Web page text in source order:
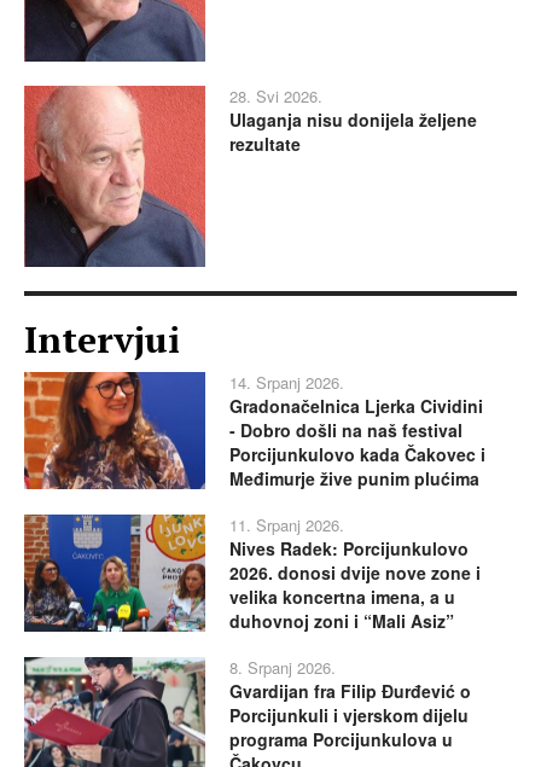
28. Svi 2026.
Ulaganja nisu donijela željene
rezultate
Intervjui
14. Srpanj 2026.
Gradonačelnica Ljerka Cividini
- Dobro došli na naš festival
Porcijunkulovo kada Čakovec i
Međimurje žive punim plućima
11. Srpanj 2026.
Nives Radek: Porcijunkulovo
2026. donosi dvije nove zone i
velika koncertna imena, a u
duhovnoj zoni i “Mali Asiz”
8. Srpanj 2026.
Gvardijan fra Filip Đurđević o
Porcijunkuli i vjerskom dijelu
programa Porcijunkulova u